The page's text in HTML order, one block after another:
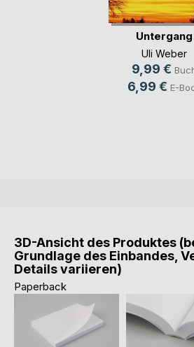
Untergang
Uli Weber
9,99 €
6,99 € E-
3D-Ansicht des Produktes
Grundlage des Einbandes,
Details variieren)
Paperback